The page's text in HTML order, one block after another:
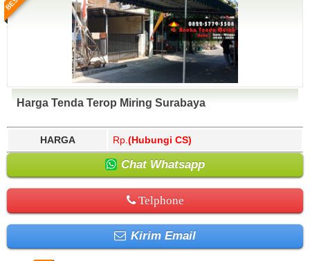
Harga Tenda Terop Miring Surabaya
HARGA Rp. (Hubungi CS)
Chat Whatsapp
Telphone
Kirim Email